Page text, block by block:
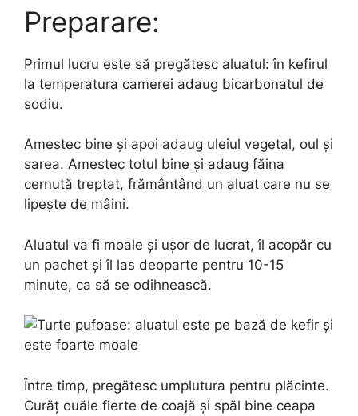
Preparare:
Primul lucru este să pregătesc aluatul: în kefirul
la temperatura camerei adaug bicarbonatul de
sodiu.
Amestec bine și apoi adaug uleiul vegetal, oul și
sarea. Amestec totul bine și adaug făina
cernută treptat, frământând un aluat care nu se
lipește de mâini.
Aluatul va fi moale și ușor de lucrat, îl acopăr cu
un pachet și îl las deoparte pentru 10-15
minute, ca să se odihnească.
Între timp, pregătesc umplutura pentru plăcinte.
Curăț ouăle fierte de coajă și spăl bine ceapa